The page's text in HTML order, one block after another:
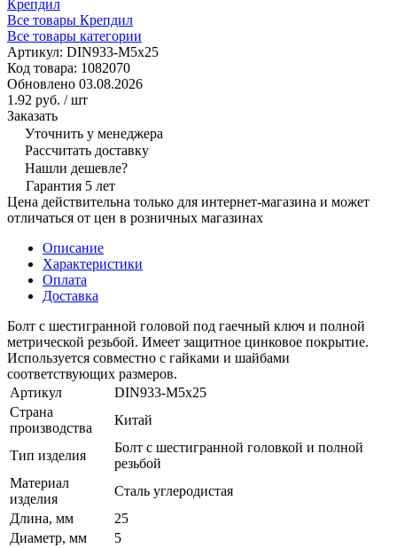
Крепдил
Все товары Крепдил
Все товары категории
Артикул: DIN933-M5x25
Код товара: 1082070
Обновлено 03.08.2026
1.92 руб. / шт
Заказать
Уточнить у менеджера
Рассчитать доставку
Нашли дешевле?
Гарантия 5 лет
Цена действительна только для интернет-магазина и может
отличаться от цен в розничных магазинах
Описание
Характеристики
Оплата
Доставка
Болт с шестигранной головой под гаечный ключ и полной
метрической резьбой. Имеет защитное цинковое покрытие.
Используется совместно с гайками и шайбами
соответствующих размеров.
Артикул
DIN933-M5x25
Страна
производства
Китай
Тип изделия
Болт с шестигранной головкой и полной
резьбой
Материал
изделия
Сталь углеродистая
Длина, мм
25
Диаметр, мм
5